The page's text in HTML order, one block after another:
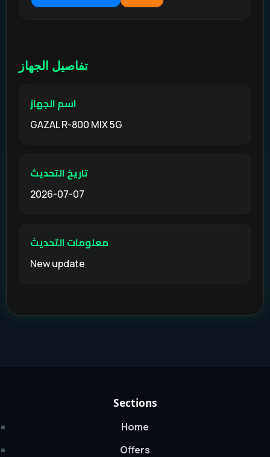
تفاصيل الجهاز
اسم الجهاز
GAZAL R-800 MIX 5G
تاريخ التحديث
2026-07-07
معلومات التحديث
New update
Sections
Home
Offers